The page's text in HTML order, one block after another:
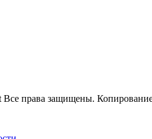
Все права защищены.